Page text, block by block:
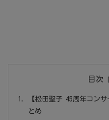
目次
【松田聖子 45周年コン
とめ